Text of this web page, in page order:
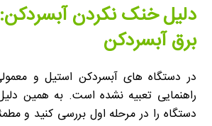
دلیل خنک نکردن
برق آبسردکن
در دستگاه های آبسردکن استیل و
راهنمایی تعبیه نشده است. به همین
دستگاه را در مرحله اول بررسی کنید و